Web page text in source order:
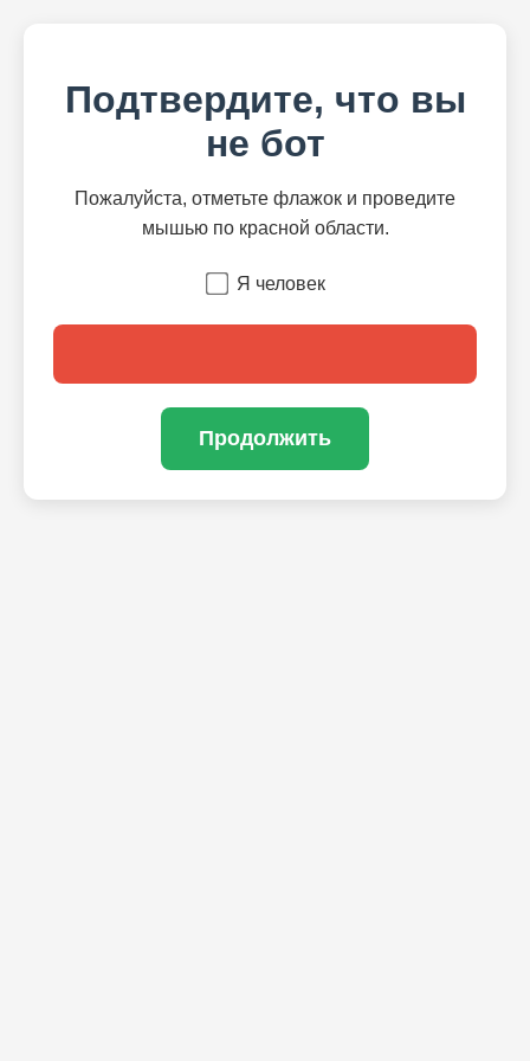
Подтвердите, что вы
не бот
Пожалуйста, отметьте флажок и проведите
мышью по красной области.
Я человек
Продолжить